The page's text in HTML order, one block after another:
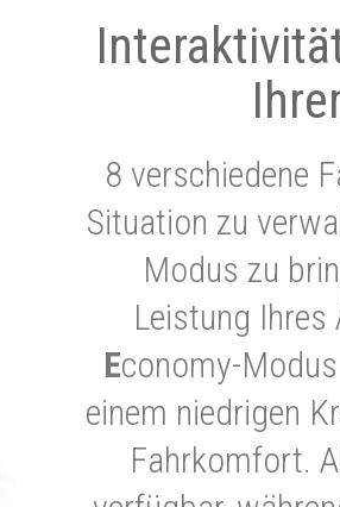
8 verschiedene
Situation zu
Modus zu
Leistung Ihres
Economy-
einem niedrigen
Fahrkomfort.